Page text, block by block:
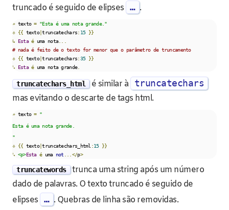
truncado é seguido de elipses … .
» texto = "Esta é uma nota grande."
⎀ {{ texto|truncatechars: 15 }}
↳ Esta é uma nota...
# nada é feito de o texto for menor que o parâmetro de truncamento
⎀ {{ texto|truncatechars:35 }}
↳ Esta é uma nota grande.
truncatechars_html é similar à truncatechars
mas evitando o descarte de tags html.
» texto = "
Esta é uma nota grande.
"
⎀ {{ texto|truncatechars_html :15 }}
↳ <p>Esta é uma not ...</p>
truncatewords trunca uma string após um número
dado de palavras. O texto truncado é seguido de
elipses … . Quebras de linha são removidas.